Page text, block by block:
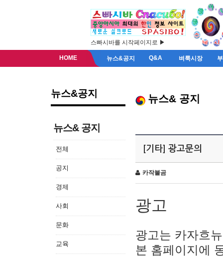
스빠시바를 시작페이지로 ▶
HOME 뉴스&공지 Q&A 벼룩시장
뉴스&공지
뉴스& 공지
전체
공지
경제
사회
문화
교육
뉴스& 공지
[기타] 광고문의
카작불곰
광고
광고는 카자흐
본 홈페이지에